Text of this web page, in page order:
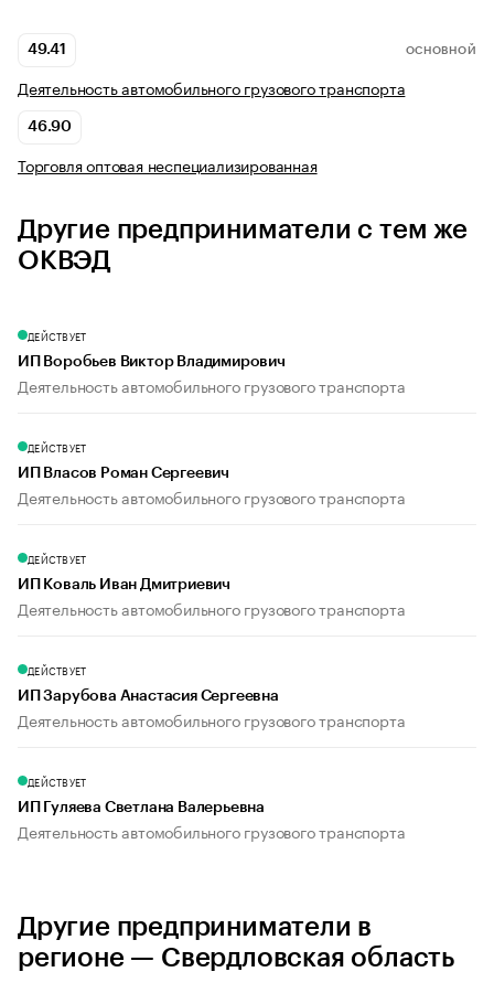
49.41 ОСНОВНОЙ
Деятельность автомобильного грузового транспорта
46.90
Торговля оптовая неспециализированная
Другие предприниматели с тем же
ОКВЭД
ДЕЙСТВУЕТ
ИП Воробьев Виктор Владимирович
Деятельность автомобильного грузового транспорта
ДЕЙСТВУЕТ
ИП Власов Роман Сергеевич
Деятельность автомобильного грузового транспорта
ДЕЙСТВУЕТ
ИП Коваль Иван Дмитриевич
Деятельность автомобильного грузового транспорта
ДЕЙСТВУЕТ
ИП Зарубова Анастасия Сергеевна
Деятельность автомобильного грузового транспорта
ДЕЙСТВУЕТ
ИП Гуляева Светлана Валерьевна
Деятельность автомобильного грузового транспорта
Другие предприниматели в
регионе — Свердловская область